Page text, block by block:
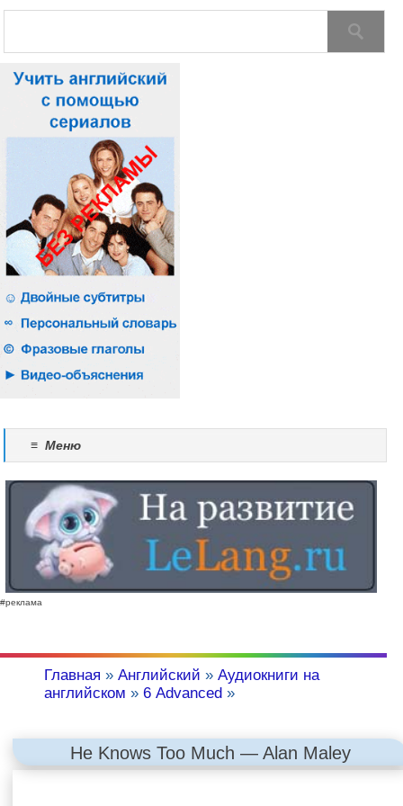
≡ Меню
#реклама
Главная »Английский »Аудиокниги на
английском »6 Advanced »
He Knows Too Much — Alan Maley